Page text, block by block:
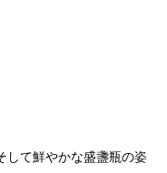
して鮮やかな盛盞瓶の姿